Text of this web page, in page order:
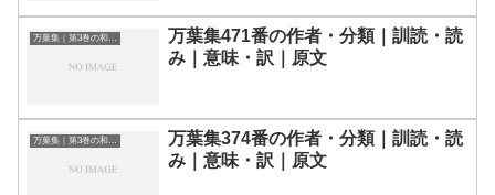
万葉集｜第3巻の和歌一覧
万葉集471番の作者・分類｜訓読・読
み｜意味・訳｜原文
万葉集｜第3巻の和歌一覧
万葉集374番の作者・分類｜訓読・読
み｜意味・訳｜原文